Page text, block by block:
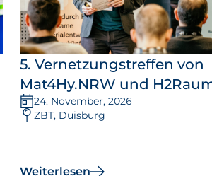
5. Vernetzungstreffen von
Mat4Hy.NRW und
24. November, 2026
ZBT, Duisburg
Weiterlesen